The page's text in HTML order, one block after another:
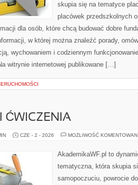
skupia się na tematyce
placówek przedszkolnych
dla osób, które chcą budować dobre
w której można znaleźć porady,
wychowaniem i codziennym
witrynie internetowej publikowane […]
I ĆWICZENIA
CZE - 2 - 2026 MOŻLIWOŚĆ
AkademikaWF.pl to
tematyczna, która skupia
samopoczuciu, powrocie